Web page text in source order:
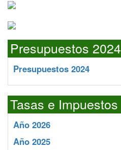
Presupuestos 2024
Presupuestos 2024
Tasas e Impuestos
Año 2026
Año 2025